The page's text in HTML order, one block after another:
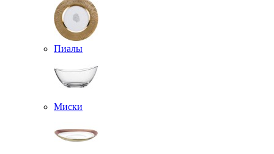
Пиалы
Миски